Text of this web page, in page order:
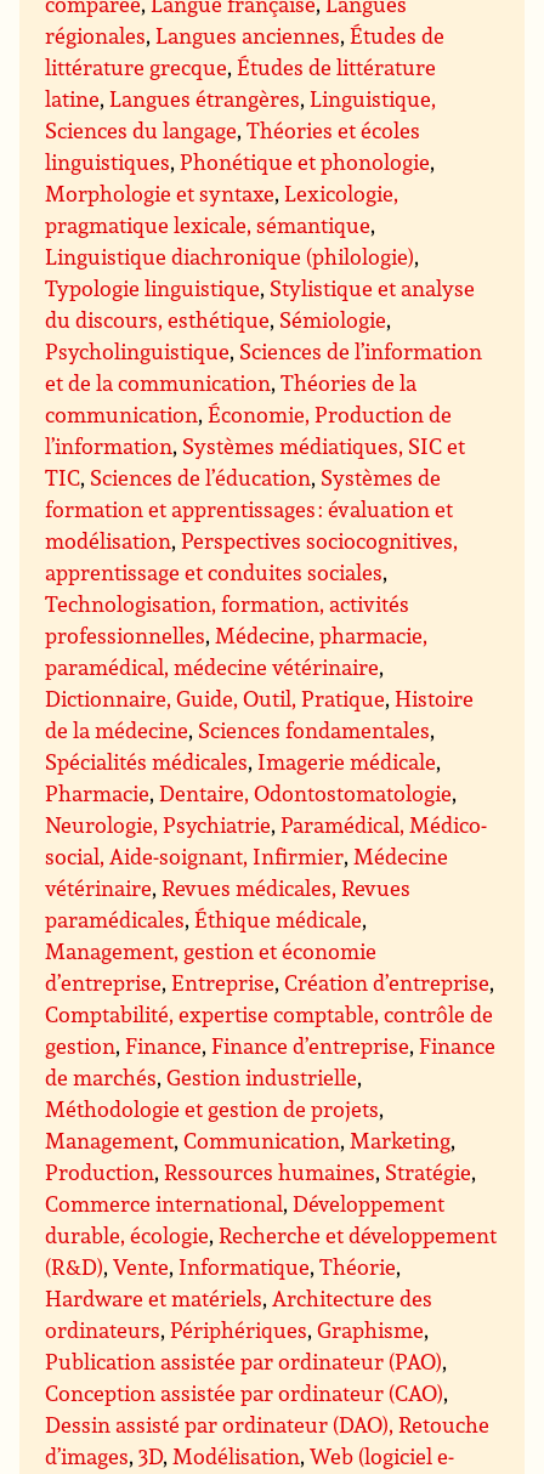
régionales,Langues anciennes,Études de
littérature grecque,Études de littérature
latine,Langues étrangères,Linguistique,
Sciences du langage,Théories et écoles
linguistiques,Phonétique et phonologie,
Morphologie et syntaxe,Lexicologie,
pragmatique lexicale, sémantique,
Linguistique diachronique (philologie),
Typologie linguistique, Stylistique et analyse
du discours, esthétique, Sémiologie,
Psycholinguistique, Sciences de l’information
et de la communication,Théories de la
communication,Économie, Production de
l’information, Systèmes médiatiques, SIC et
TIC, Sciences de l’éducation, Systèmes de
formation et apprentissages : évaluation et
modélisation,Perspectives sociocognitives,
apprentissage et conduites sociales,
Technologisation, formation, activités
professionnelles, Médecine, pharmacie,
paramédical, médecine vétérinaire,
Dictionnaire, Guide, Outil, Pratique,Histoire
de la médecine, Sciences fondamentales,
Spécialités médicales, Imagerie médicale,
Pharmacie,Dentaire, Odontostomatologie,
Neurologie, Psychiatrie,Paramédical, Médico-
social, Aide-soignant, Infirmier, Médecine
vétérinaire,Revues médicales, Revues
paramédicales,Éthique médicale,
Management, gestion et économie
d’entreprise,Entreprise,Création d’entreprise,
Comptabilité, expertise comptable, contrôle de
gestion,Finance,Finance d’entreprise,Finance
de marchés,Gestion industrielle,
Méthodologie et gestion de projets,
Management,Communication, Marketing,
Production,Ressources humaines, Stratégie,
Commerce international,Développement
durable, écologie,Recherche et développement
(R&D),Vente, Informatique,Théorie,
Hardware et matériels, Architecture des
ordinateurs,Périphériques,Graphisme,
Publication assistée par ordinateur (PAO),
Conception assistée par ordinateur (CAO),
Dessin assisté par ordinateur (DAO), Retouche
d’images,3D, Modélisation,Web (logiciel e-